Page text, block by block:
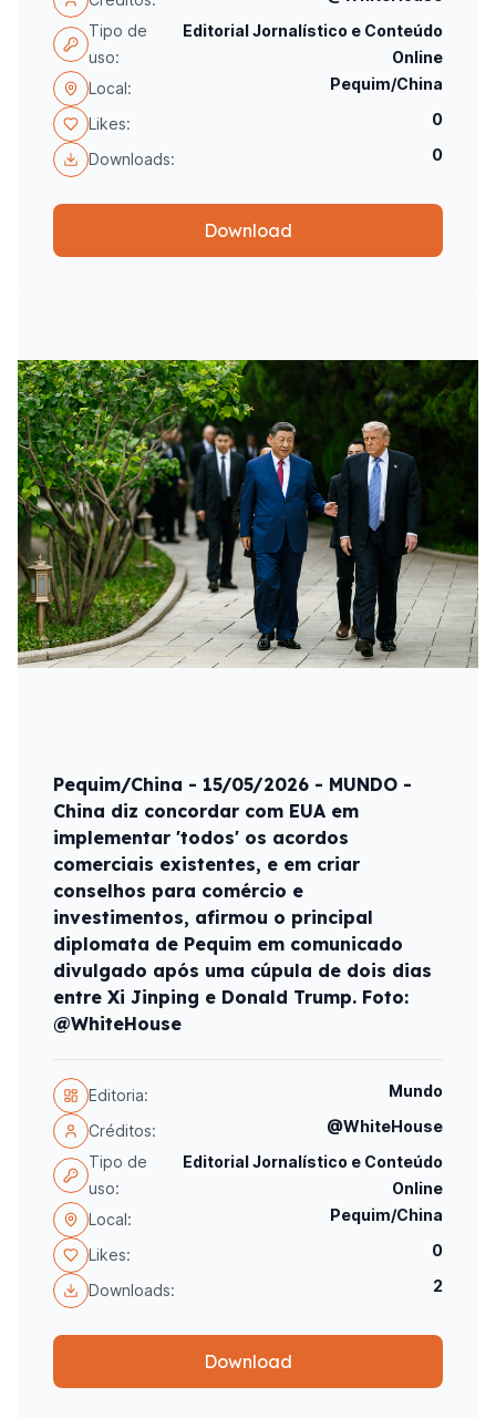
Tipo de
uso:
Editorial Jornalístico e Conteúdo
Online
Local:
Pequim/China
Likes: 0
Downloads: 0
Download
Pequim/China - 15/05/2026 - MUNDO -
China diz concordar com EUA em
implementar 'todos' os acordos
comerciais existentes, e em criar
conselhos para comércio e
investimentos, afirmou o principal
diplomata de Pequim em comunicado
divulgado após uma cúpula de dois dias
entre Xi Jinping e Donald Trump. Foto:
@WhiteHouse
Editoria: Mundo
Créditos:
@WhiteHouse
Tipo de
uso:
Editorial Jornalístico e Conteúdo
Online
Local:
Pequim/China
Likes: 0
Downloads: 2
Download